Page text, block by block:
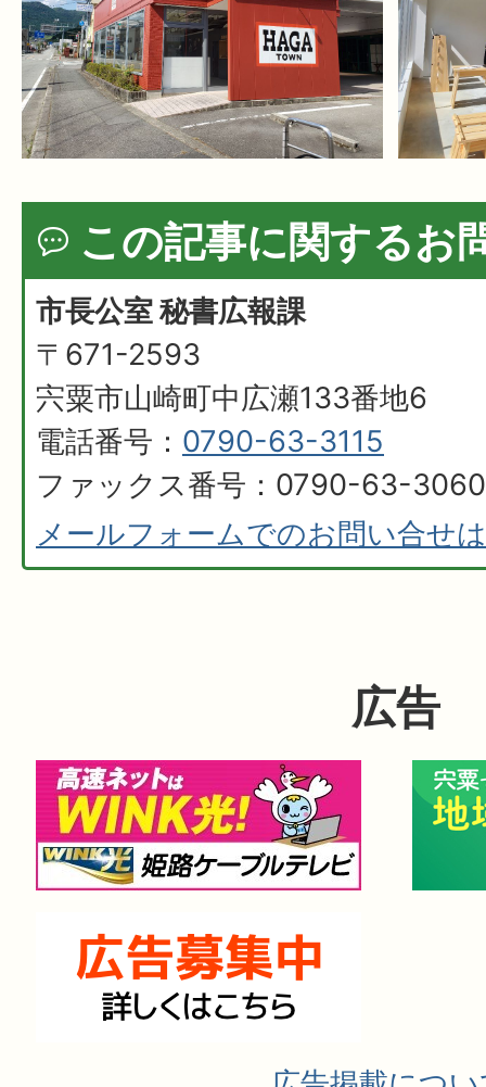
この記事に関するお
市長公室 秘書広報課
〒671-2593
宍粟市山崎町中広瀬133番地6
電話番号： 0790-63-3115
ファックス番号：0790-63-3060
メールフォームでのお問い合せ
広告